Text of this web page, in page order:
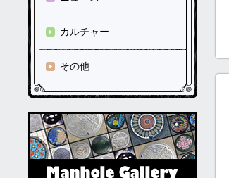
カルチャー
その他